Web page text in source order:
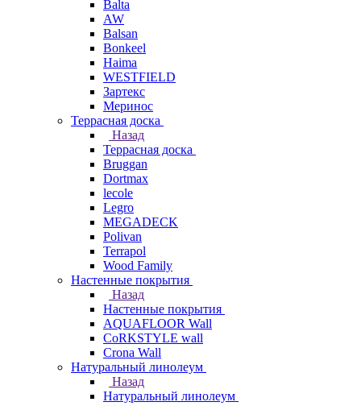
Balta
AW
Balsan
Bonkeel
Haima
WESTFIELD
Зартекс
Меринос
Террасная доска
Назад
Террасная доска
Bruggan
Dortmax
lecole
Legro
MEGADECK
Polivan
Terrapol
Wood Family
Настенные покрытия
Назад
Настенные покрытия
AQUAFLOOR Wall
CoRKSTYLE wall
Crona Wall
Натуральный линолеум
Назад
Натуральный линолеум